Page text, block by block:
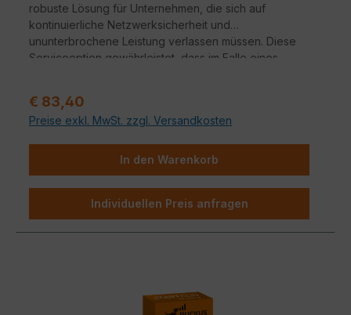
robuste Lösung für Unternehmen, die sich auf
kontinuierliche Netzwerksicherheit und
ununterbrochene Leistung verlassen müssen. Diese
Serviceoption gewährleistet, dass im Falle eines
Verkaufspreis:
€ 83,40
Preise exkl. MwSt. zzgl. Versandkosten
In den Warenkorb
Individuellen Preis anfragen